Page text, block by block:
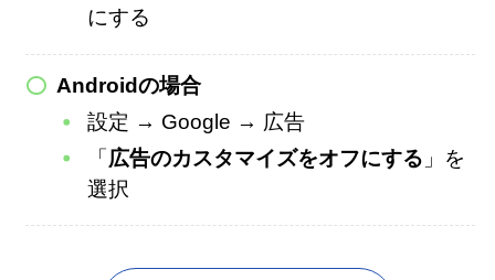
にする
Androidの場合
設定 → Google → 広告
「広告のカスタマイズをオフにする 」を
選択